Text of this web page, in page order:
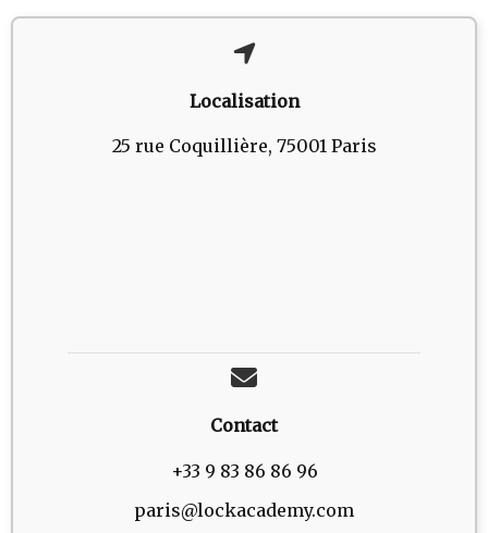
Localisation
25 rue Coquillière, 75001 Paris
Contact
+33 9 83 86 86 96
paris@lockacademy.com